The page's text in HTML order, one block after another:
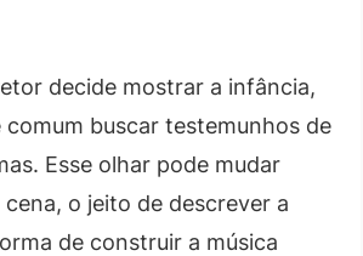
decide mostrar a infância,
comum buscar testemunhos de
Esse olhar pode mudar
o jeito de descrever a
de construir a música